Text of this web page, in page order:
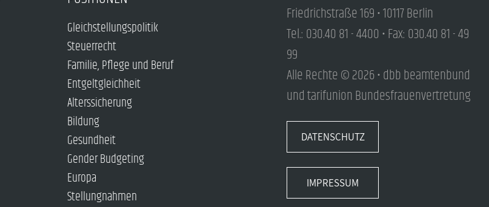
Gleichstellungspolitik
Steuerrecht
Familie, Pflege und Beruf
Entgeltgleichheit
Alterssicherung
Bildung
Gesundheit
Gender Budgeting
Europa
Stellungnahmen
Friedrichstraße 169 • 10117 Berlin
Tel.: 030.40 81 - 4400 • Fax: 030.40 81 - 49
99
Alle Rechte © 2026 • dbb beamtenbund
und tarifunion Bundesfrauenvertretung
DATENSCHUTZ
IMPRESSUM